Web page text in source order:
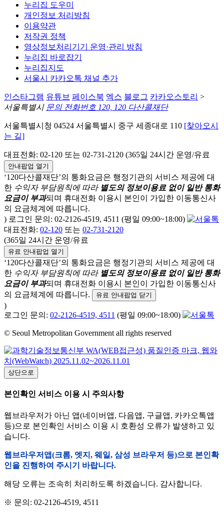
누리집 도우미
개인정보 처리방침
이용약관
저작권 정책
영상정보처리기기 운영·관리 방침
누리집 바로잡기
누리집지도
서울시 카카오톡 채널 추가
인스타그램 유튜브 페이스북 엑스 블로그 카카오스토리 >
서울특별시 문의 전화번호 120, 120 다산콜재단
서울특별시청 04524 서울특별시 중구 세종대로 110 [찾아오시
는 길]
대표전화: 02-120 또는 02-731-2120 (365일 24시간 운영/유료
안내팝업 열기
‘120다산콜재단’의 통화요금은 행정기관의 서비스 제공에 대
한 수익자 부담원칙에 따라 별도의 정보이용료 없이 일반 통화
요금이 부과되며 휴대전화 이용시 본인이 가입한 이동통신사
의 요금체계에 따릅니다.
) 로그인 문의: 02-2126-4519, 4511 (평일 09:00~18:00)
대표전화: 02-120 또는 02-731-2120
(365일 24시간 운영/유료
유료 안내팝업 열기
‘120다산콜재단’의 통화요금은 행정기관의 서비스 제공에 대
한 수익자 부담원칙에 따라 별도의 정보이용료 없이 일반 통화
요금이 부과되며 휴대전화 이용시 본인이 가입한 이동통신사
의 요금체계에 따릅니다.
유료 안내팝업 닫기
)
로그인 문의: 02-2126-4519, 4511 (평일 09:00~18:00)
© Seoul Metropolitan Government all rights reserved
상단으로
본인확인 서비스 이용 시 주의사항
웹브라우저가 아닌 앱(네이버앱, 다음앱, 구글앱, 카카오톡앱
등)으로 본인확인 서비스 이용 시 호환성 오류가 발생하고 있
습니다.
웹브라우저앱(크롬, 엣지, 웨일, 삼성 브라우저 등)으로 본인확
인을 진행하여 주시기 바랍니다.
해당 오류는 조속히 처리하도록 하겠습니다. 감사합니다.
※ 문의: 02-2126-4519, 4511